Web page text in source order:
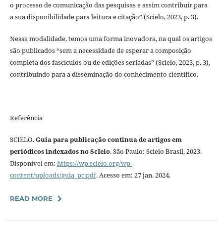
o processo de comunicação das pesquisas e assim contribuir para
a sua disponibilidade para leitura e citação” (Scielo, 2023, p. 3).
Nessa modalidade, temos uma forma inovadora, na qual os artigos
são publicados “sem a necessidade de esperar a composição
completa dos fascículos ou de edições seriadas” (Scielo, 2023, p. 3),
contribuindo para a disseminação do conhecimento científico.
Referência
SCIELO.Guia para publicação continua de artigos em
periódicos indexados no ScIelo. São Paulo: Scielo Brasil, 2023.
Disponível em: https://wp.scielo.org/wp-
content/uploads/guia_pc.pdf. Acesso em: 27 jan. 2024.
READ MORE